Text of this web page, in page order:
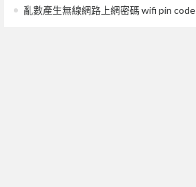
亂數產生無線網路上網密碼 wifi pin code